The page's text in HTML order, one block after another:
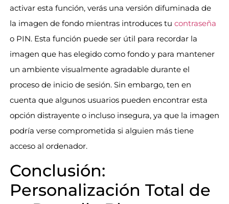
activar esta función, verás una versión difuminada de
la imagen de fondo mientras introduces tu contraseña
o PIN. Esta función puede ser útil para recordar la
imagen que has elegido como fondo y para mantener
un ambiente visualmente agradable durante el
proceso de inicio de sesión. Sin embargo, ten en
cuenta que algunos usuarios pueden encontrar esta
opción distrayente o incluso insegura, ya que la imagen
podría verse comprometida si alguien más tiene
acceso al ordenador.
Conclusión:
Personalización Total de